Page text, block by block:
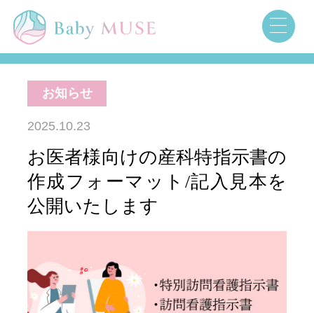
お知らせ
2025.10.23
お医者様向けの産科特指示書の
作成フォーマット/記入見本を
公開いたします